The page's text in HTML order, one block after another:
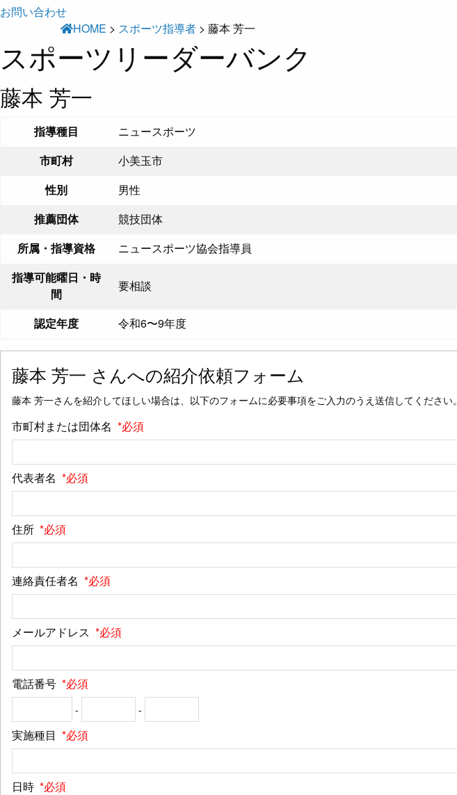
お問い合わせ
HOME > スポーツ指導者 > 藤本 芳一
スポーツリーダーバンク
藤本 芳一
指導種目
ニュースポーツ
市町村
小美玉市
性別
男性
推薦団体
競技団体
所属・指導資格
ニュースポーツ協会指導員
指導可能曜日・時
間
要相談
認定年度 令和6〜9年度
藤本 芳一 さんへの紹介依頼フォーム
藤本 芳一さんを紹介してほしい場合は、以下のフォームに必要事項をご入力のうえ送信してください。
市町村または団体名 *必須
代表者名 *必須
住所 *必須
連絡責任者名 *必須
メールアドレス *必須
電話番号 *必須
- -
実施種目 *必須
日時 *必須